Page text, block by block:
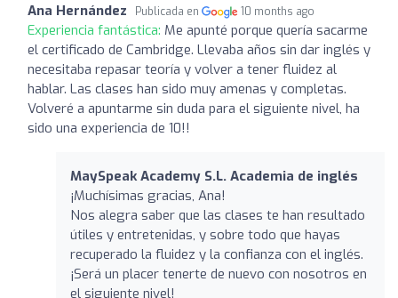
Ana Hernández Publicada en 10 months ago
Experiencia fantástica: Me apunté porque quería sacarme
el certificado de Cambridge. Llevaba años sin dar inglés y
necesitaba repasar teoría y volver a tener fluidez al
hablar. Las clases han sido muy amenas y completas.
Volveré a apuntarme sin duda para el siguiente nivel, ha
sido una experiencia de 10!!
MaySpeak Academy S.L. Academia de inglés
¡Muchísimas gracias, Ana!
Nos alegra saber que las clases te han resultado
útiles y entretenidas, y sobre todo que hayas
recuperado la fluidez y la confianza con el inglés.
¡Será un placer tenerte de nuevo con nosotros en
el siguiente nivel!